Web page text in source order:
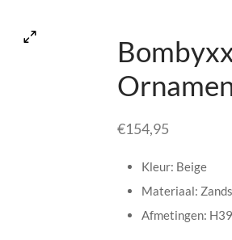
€154,95
Kleur: Beige
Materiaal:
Afmetingen: